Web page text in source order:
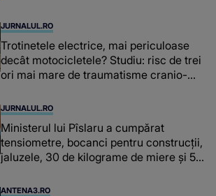
JURNALUL.RO
Trotinetele electrice, mai periculoase
decât motocicletele? Studiu: risc de trei
ori mai mare de traumatisme cranio-
JURNALUL.RO
Ministerul lui Pîslaru a cumpărat
tensiometre, bocanci pentru construcții,
jaluzele, 30 de kilograme de miere și 50
ANTENA3.RO